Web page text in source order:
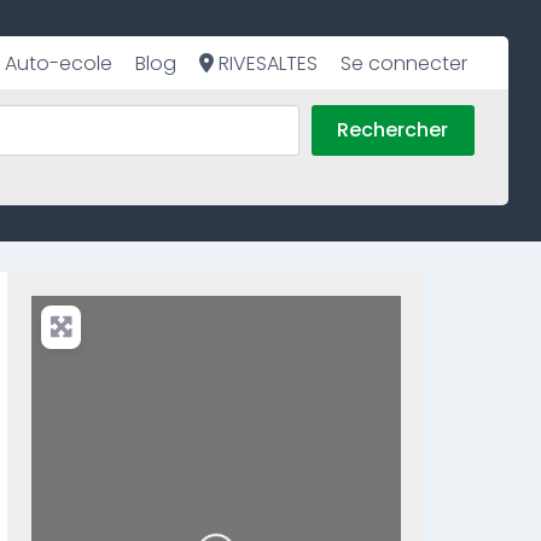
Auto-ecole Blog RIVESALTES Se connecter
Rechercher